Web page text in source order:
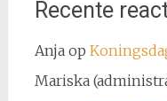
Recente
Anjaop
Mariska